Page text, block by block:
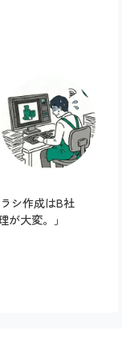
シ作成はB社
大変。」